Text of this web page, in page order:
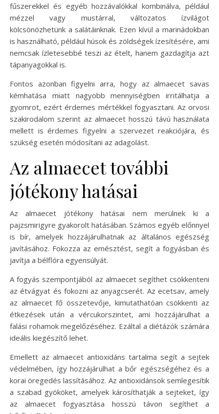
fűszerekkel és egyéb hozzávalókkal kombinálva, például
mézzel vagy mustárral, változatos ízvilágot
kölcsönözhetünk a salátáinknak. Ezen kívül a marinádokban
is használható, például húsok és zöldségek ízesítésére, ami
nemcsak ízletesebbé teszi az ételt, hanem gazdagítja azt
tápanyagokkal is.
Fontos azonban figyelni arra, hogy az almaecet savas
kémhatása miatt nagyobb mennyiségben irritálhatja a
gyomrot, ezért érdemes mértékkel fogyasztani. Az orvosi
szakirodalom szerint az almaecet hosszú távú használata
mellett is érdemes figyelni a szervezet reakciójára, és
szükség esetén módosítani az adagolást.
Az almaecet további
jótékony hatásai
Az almaecet jótékony hatásai nem merülnek ki a
pajzsmirigyre gyakorolt hatásában. Számos egyéb előnnyel
is bír, amelyek hozzájárulhatnak az általános egészség
javításához. Fokozza az emésztést, segít a fogyásban és
javítja a bélflóra egyensúlyát.
A fogyás szempontjából az almaecet segíthet csökkenteni
az étvágyat és fokozni az anyagcserét. Az ecetsav, amely
az almaecet fő összetevője, kimutathatóan csökkenti az
étkezések után a vércukorszintet, ami hozzájárulhat a
falási rohamok megelőzéséhez. Ezáltal a diétázók számára
ideális kiegészítő lehet.
Emellett az almaecet antioxidáns tartalma segít a sejtek
védelmében, így hozzájárulhat a bőr egészségéhez és a
korai öregedés lassításához. Az antioxidánsok semlegesítik
a szabad gyököket, amelyek károsíthatják a sejteket, így
az almaecet fogyasztása hosszú távon segíthet a